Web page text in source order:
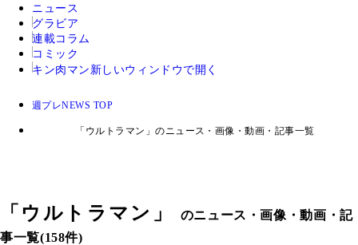
ニュース
グラビア
連載コラム
コミック
キン肉マン 新しいウィンドウで開く
週プレNEWS TOP
「ウルトラマン」のニュース・画像・動画・記事一覧
「 ウルトラマン 」
のニュース・画像・動画・記
事一覧(158件)